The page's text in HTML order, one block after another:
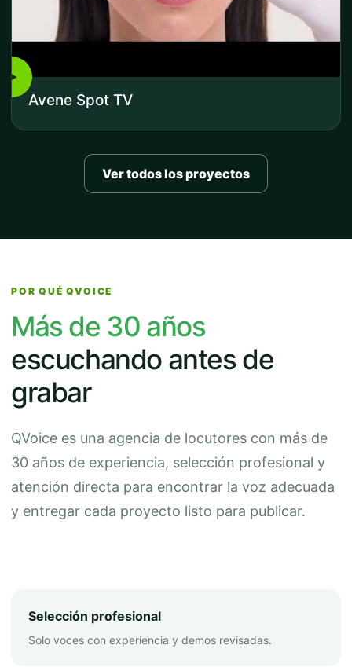
▶
Avene Spot TV
Ver todos los proyectos
POR QUÉ QVOICE
Más de 30 años
escuchando antes de
grabar
QVoice es una agencia de locutores con más de
30 años de experiencia, selección profesional y
atención directa para encontrar la voz adecuada
y entregar cada proyecto listo para publicar.
Selección profesional
Solo voces con experiencia y demos revisadas.